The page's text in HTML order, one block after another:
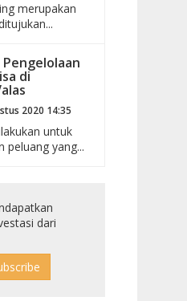
merupakan
di
2020 14:35
untuk
peluang yang...
dari